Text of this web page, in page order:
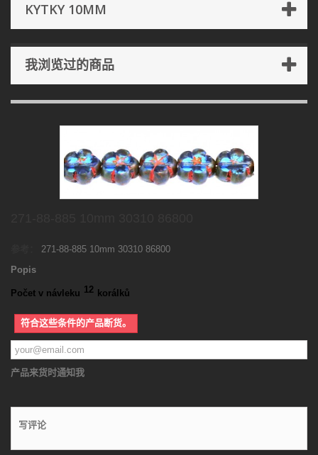
KYTKY 10MM
我浏览过的商品
271-88-885 10mm 30310 86800
Popis
Počet v návleku 12 korálků
符合这些条件的产品断货。
产品来货时通知我
写评论